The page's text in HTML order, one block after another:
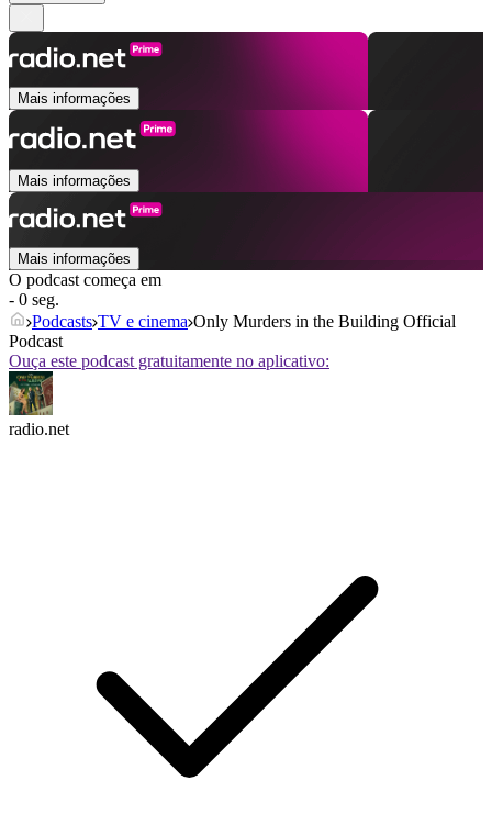
Mais informações
Mais informações
Mais informações
O podcast começa em
- 0 seg.
Podcasts TV e cinema Only Murders in the Building Official
Podcast
Ouça este podcast gratuitamente no aplicativo:
radio.net